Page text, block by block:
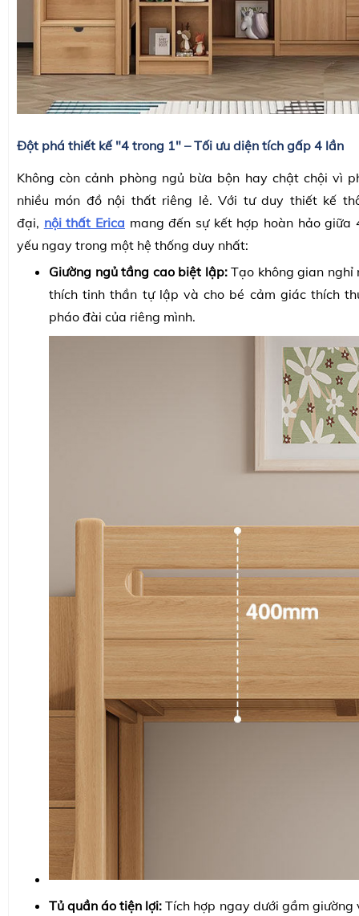
Đột phá thiết kế "4 trong 1" – Tối ưu diện tích gấp 4 lần
Không còn cảnh phòng ngủ bừa bộn hay chật chội vì
nhiều món đồ nội thất riêng lẻ. Với tư duy thiết kế
đại, nội thất Erica mang đến sự kết hợp hoàn hảo giữa
yếu ngay trong một hệ thống duy nhất:
Giường ngủ tầng cao biệt lập:Tạo không gian nghỉ
thích tinh thần tự lập và cho bé cảm giác thích
pháo đài của riêng mình.
Tủ quần áo tiện lợi: Tích hợp ngay dưới gầm giường